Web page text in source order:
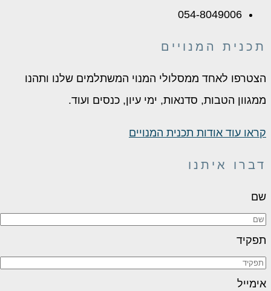
054-8049006
תכנית המנויים
הצטרפו לאחד ממסלולי המנוי המשתלמים שלנו ותהנו
ממגוון הטבות, סדנאות, ימי עיון, כנסים ועוד.
קראו עוד אודות תכנית המנויים
דברו איתנו
שם
תפקיד
אימייל